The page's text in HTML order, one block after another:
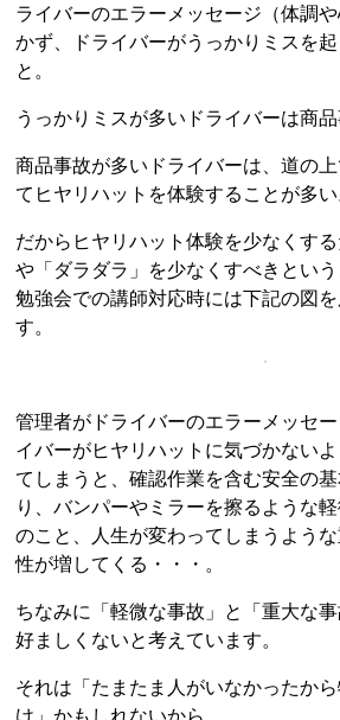
ライバーのエラーメッセージ（体調
かず、ドライバーがうっかりミスを
と。
うっかりミスが多いドライバーは商品
商品事故が多いドライバーは、道の
てヒヤリハットを体験することが多い
だからヒヤリハット体験を少なくする
や「ダラダラ」を少なくすべきとい
勉強会での講師対応時には下記の図
す。
管理者がドライバーのエラーメッセ
イバーがヒヤリハットに気づかない
てしまうと、確認作業を含む安全の
り、バンパーやミラーを擦るような
のこと、人生が変わってしまうよう
性が増してくる・・・。
ちなみに「軽微な事故」と「重大な
好ましくないと考えています。
それは「たまたま人がいなかったか
け」かもしれないから。